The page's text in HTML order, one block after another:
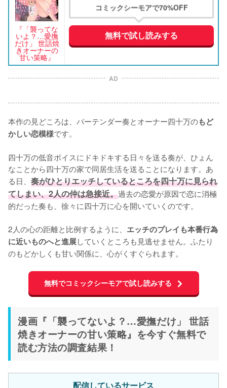
『「襲ってな
いよ？…愛撫
だけ」 世話焼
きオーナーの
甘い策略』
コミックシーモアで70%OFF
無料で試し読みする
AD
本作の見どころは、バーテンダー奏とオーナー四十万のもど
かしい恋模様です。
四十万の低音ボイスにドキドキする日々を送る奏が、ひょん
なことから四十万の家で同居生活を送ることになります。あ
る日、 奏がひとりエッチしているところを四十万に見られ
てしまい、2人の仲は急接近。過去の恋愛が原因で恋に消極
的だった奏も、徐々に四十万に心を開いていくのです。
2人の心の距離と比例するように、 エッチのプレイも本番行為
に近いものへと進展していくところも見逃せません。ふたり
のもどかしくも甘い関係に、心がくすぐられます。
無料でコミックシーモアで試し読みする
漫画『「襲ってないよ？…愛撫だけ」 世話
焼きオーナーの甘い策略』を今すぐ無料で
読む方法の調査結果！
配信しているサービス